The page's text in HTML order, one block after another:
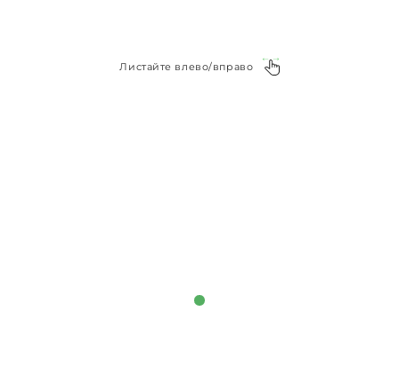
Листайте влево/вправо